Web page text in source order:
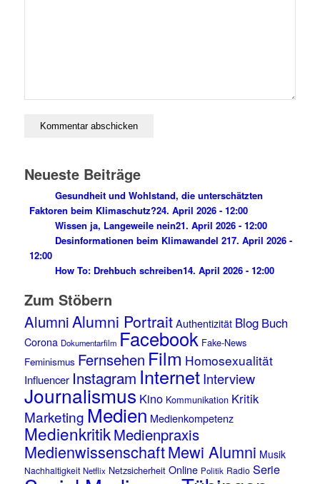
Neueste Beiträge
Gesundheit und Wohlstand, die unterschätzten
Faktoren beim Klimaschutz?24. April 2026 - 12:00
Wissen ja, Langeweile nein21. April 2026 - 12:00
Desinformationen beim Klimawandel 217. April 2026 -
12:00
How To: Drehbuch schreiben14. April 2026 - 12:00
Zum Stöbern
AlumniAlumni Portrait Authentizität Blog Buch
Corona Dokumentarfilm Facebook Fake-News
Feminismus Fernsehen Film Homosexualität
Influencer Instagram Internet Interview
Journalismus Kino Kommunikation Kritik
Marketing Medien Medienkompetenz
MedienkritikMedienpraxis
MedienwissenschaftMewi Alumni Musik
Nachhaltigkeit Netflix Netzsicherheit Online Politik Radio Serie